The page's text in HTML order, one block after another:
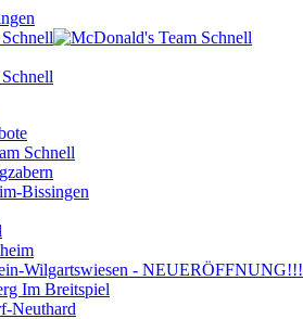
Schnell
Bissingen
Wilgartswiesen - NEUERÖFFNUNG!!!
Im Breitspiel
Neuthard